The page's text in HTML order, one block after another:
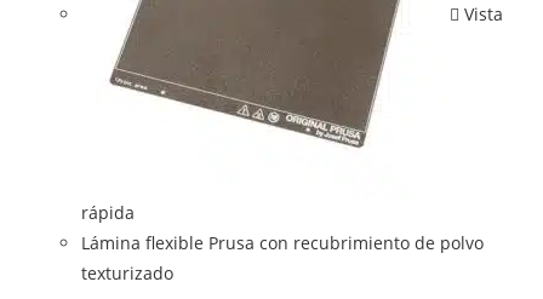
Vista
rápida
Lámina flexible Prusa con recubrimiento de polvo
texturizado